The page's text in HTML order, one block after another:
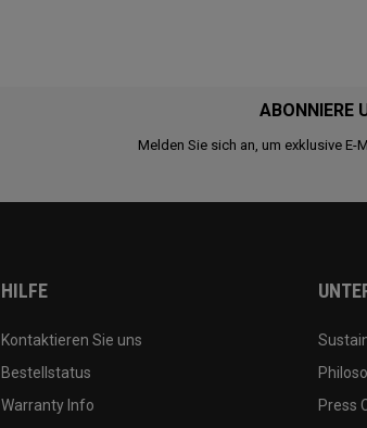
ABONNIERE
Melden Sie sich an, um exklusive
HILFE
Kontaktieren Sie uns
Bestellstatus
Warranty Info
Press